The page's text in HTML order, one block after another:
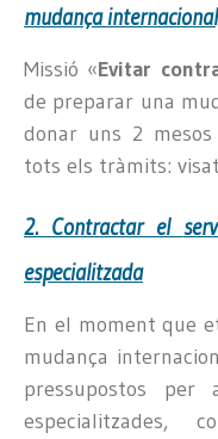
mudança
Missió «Evitar
de preparar una
donar uns 2
tots els tràmits:
2. Contractar el
especialitzada
En el moment que
mudança
pressupostos per
especialitzades,